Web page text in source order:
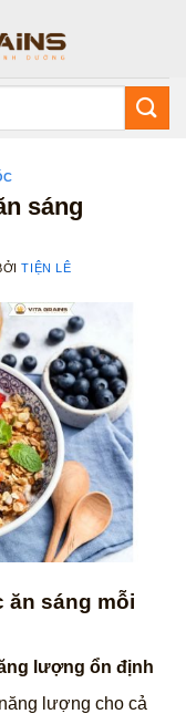
sáng
TIỆN LÊ
ăn sáng mỗi
lượng ổn định
lượng cho cả